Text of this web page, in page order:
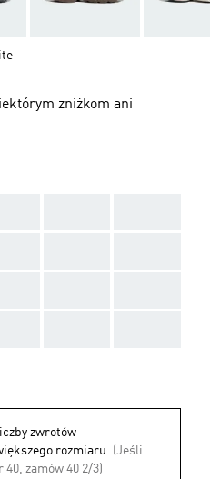
zniżkom ani
zwrotów
rozmiaru. (Jeśli
zamów 40 2/3)